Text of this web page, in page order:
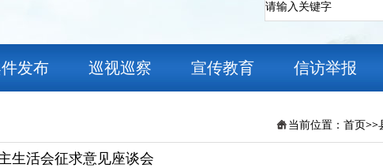
发布 巡视巡察 宣传教育 信访举报
当前位置： 首页>>
生活会征求意见座谈会